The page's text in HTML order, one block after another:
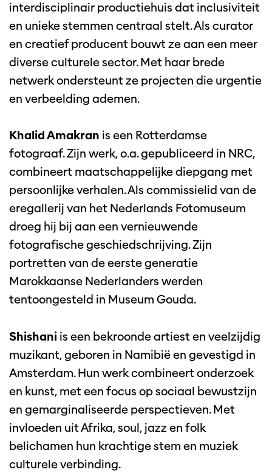
interdisciplinair productiehuis dat inclusiviteit
en unieke stemmen centraal stelt. Als curator
en creatief producent bouwt ze aan een meer
diverse culturele sector. Met haar brede
netwerk ondersteunt ze projecten die urgentie
en verbeelding ademen.
Khalid Amakran is een Rotterdamse
fotograaf. Zijn werk, o.a. gepubliceerd in NRC,
combineert maatschappelijke diepgang met
persoonlijke verhalen. Als commissielid van de
eregallerij van het Nederlands Fotomuseum
droeg hij bij aan een vernieuwende
fotografische geschiedschrijving. Zijn
portretten van de eerste generatie
Marokkaanse Nederlanders werden
tentoongesteld in Museum Gouda.
Shishani is een bekroonde artiest en veelzijdig
muzikant, geboren in Namibië en gevestigd in
Amsterdam. Hun werk combineert onderzoek
en kunst, met een focus op sociaal bewustzijn
en gemarginaliseerde perspectieven. Met
invloeden uit Afrika, soul, jazz en folk
belichamen hun krachtige stem en muziek
culturele verbinding.